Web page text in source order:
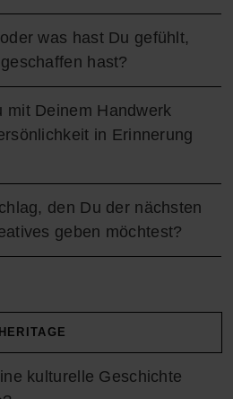
was hast Du gefühlt,
hast?
mit Deinem Handwerk
in Erinnerung
den Du der nächsten
geben möchtest?
HERITAGE
kulturelle Geschichte